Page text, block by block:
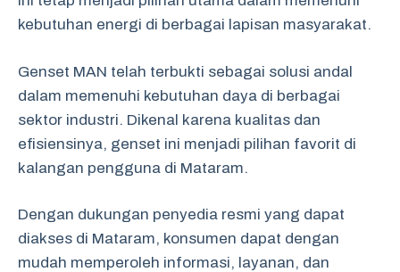
kebutuhan energi di berbagai lapisan masyarakat.
Genset MAN telah terbukti sebagai solusi andal
dalam memenuhi kebutuhan daya di berbagai
sektor industri. Dikenal karena kualitas dan
efisiensinya, genset ini menjadi pilihan favorit di
kalangan pengguna di Mataram.
Dengan dukungan penyedia resmi yang dapat
diakses di Mataram, konsumen dapat dengan
mudah memperoleh informasi, layanan, dan